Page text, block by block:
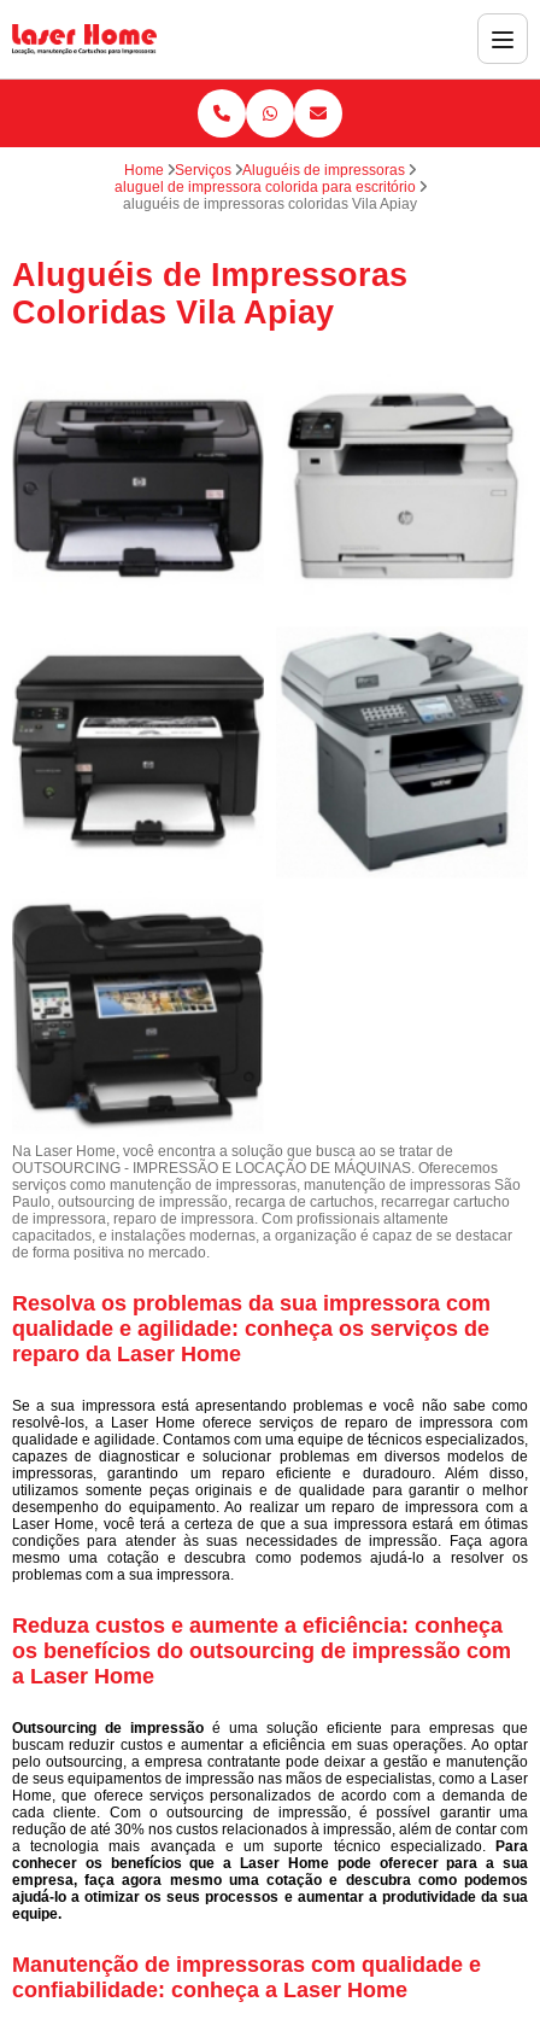
Home Serviços
Aluguéis de impressoras
aluguel de impressora colorida para escritório
aluguéis de impressoras coloridas Vila Apiay
Aluguéis de Impressoras
Coloridas Vila Apiay
Na Laser Home, você encontra a solução que busca ao se tratar de
OUTSOURCING - IMPRESSÃO E LOCAÇÃO DE MÁQUINAS. Oferecemos
serviços como manutenção de impressoras, manutenção de impressoras São
Paulo, outsourcing de impressão, recarga de cartuchos, recarregar cartucho
de impressora, reparo de impressora. Com profissionais altamente
capacitados, e instalações modernas, a organização é capaz de se destacar
de forma positiva no mercado.
Resolva os problemas da sua impressora com
qualidade e agilidade: conheça os serviços de
reparo da Laser Home
Se a sua impressora está apresentando problemas e você não sabe como
resolvê-los, a Laser Home oferece serviços de reparo de impressora com
qualidade e agilidade. Contamos com uma equipe de técnicos especializados,
capazes de diagnosticar e solucionar problemas em diversos modelos de
impressoras, garantindo um reparo eficiente e duradouro. Além disso,
utilizamos somente peças originais e de qualidade para garantir o melhor
desempenho do equipamento. Ao realizar um reparo de impressora com a
Laser Home, você terá a certeza de que a sua impressora estará em ótimas
condições para atender às suas necessidades de impressão. Faça agora
mesmo uma cotação e descubra como podemos ajudá-lo a resolver os
problemas com a sua impressora.
Reduza custos e aumente a eficiência: conheça
os benefícios do outsourcing de impressão com
a Laser Home
Outsourcing de impressão é uma solução eficiente para empresas que
buscam reduzir custos e aumentar a eficiência em suas operações. Ao optar
pelo outsourcing, a empresa contratante pode deixar a gestão e manutenção
de seus equipamentos de impressão nas mãos de especialistas, como a Laser
Home, que oferece serviços personalizados de acordo com a demanda de
cada cliente. Com o outsourcing de impressão, é possível garantir uma
redução de até 30% nos custos relacionados à impressão, além de contar com
a tecnologia mais avançada e um suporte técnico especializado. Para
conhecer os benefícios que a Laser Home pode oferecer para a sua
empresa, faça agora mesmo uma cotação e descubra como podemos
ajudá-lo a otimizar os seus processos e aumentar a produtividade da sua
equipe.
Manutenção de impressoras com qualidade e
confiabilidade: conheça a Laser Home